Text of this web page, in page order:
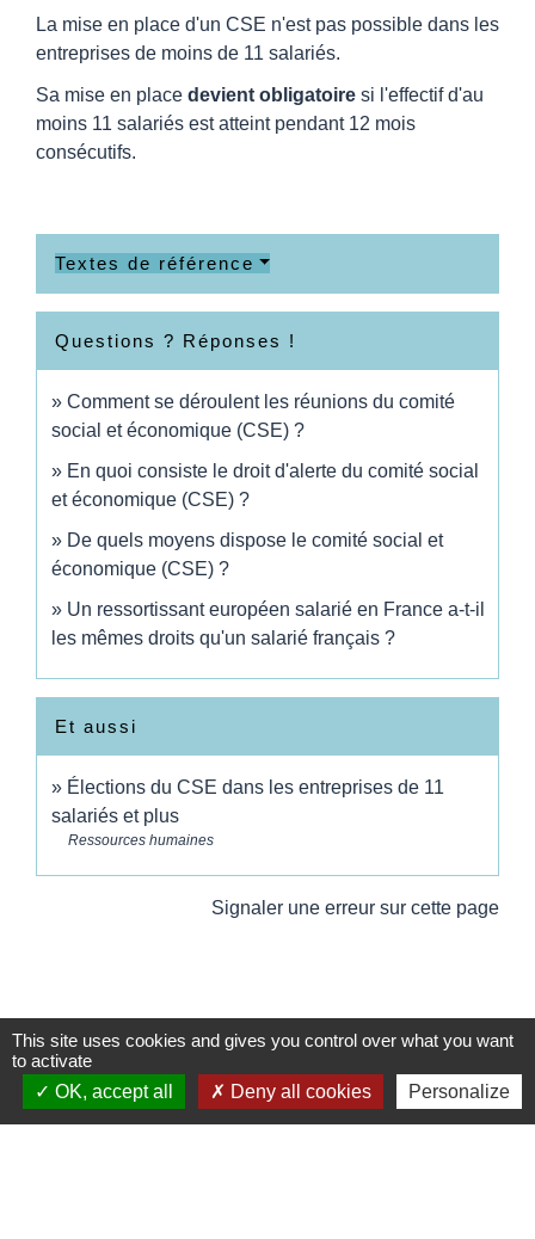
La mise en place d'un CSE n'est pas possible dans les
entreprises de moins de 11 salariés.
Sa mise en place devient obligatoire si l'effectif d'au
moins 11 salariés est atteint pendant 12 mois
consécutifs.
Textes de référence
Questions ? Réponses !
Comment se déroulent les réunions du comité
social et économique (CSE) ?
En quoi consiste le droit d'alerte du comité social
et économique (CSE) ?
De quels moyens dispose le comité social et
économique (CSE) ?
Un ressortissant européen salarié en France a-t-il
les mêmes droits qu'un salarié français ?
Et aussi
Élections du CSE dans les entreprises de 11
salariés et plus
Ressources humaines
Signaler une erreur sur cette page
Commune de Wickerschwihr
This site uses cookies and gives you control over what you want
to activate
OK, accept all
Deny all cookies Personalize